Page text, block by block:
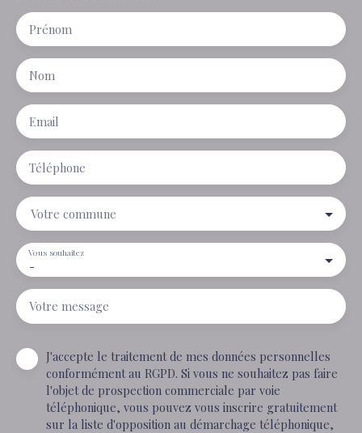
Prénom
Nom
Email
Téléphone
Votre commune
-
Vous souhaitez
Votre message
J'accepte le traitement de mes données personnelles
conformément au RGPD. Si vous ne souhaitez pas faire
l'objet de prospection commerciale par voie
téléphonique, vous pouvez vous inscrire gratuitement
sur la liste d'opposition au démarchage téléphonique,